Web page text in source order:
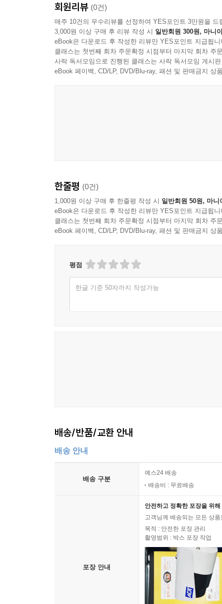
회원리뷰 (0건)
매주 10건의 우수리뷰를 선정하여 YES포인트 3만원을 드
3,000원 이상 구매 후 리뷰 작성 시 일반회원 300원, 마니
eBook은 다운로드 후 작성한 리뷰만 YES포인트 지급됩니
클래스는 첫번째 회차 주문확정 시점부터 마지막 회차 주
사락 독서모임으로 진행된 클래스는 사락 독서모임 게시
eBook 페이백, CD/LP, DVD/Blu-ray, 패션 및 판매금지 상
한줄평 (0건)
1,000원 이상 구매 후 한줄평 작성 시 일반회원 50원, 마니
eBook은 다운로드 후 작성한 리뷰만 YES포인트 지급됩니
클래스는 첫번째 회차 주문확정 시점부터 마지막 회차 주
eBook 페이백, CD/LP, DVD/Blu-ray, 패션 및 판매금지 상
평점
한글 기준 50자까지 작성가능
배송/반품/교환 안내
배송 안내
배송 구분
예스24 배송
배송비 : 무료배송
포장 안내
안전하고 정확한 포장을 위
고객님께 배송되는 모든 상
목적 : 안전한 포장 관리
촬영범위 : 박스 포장 작업